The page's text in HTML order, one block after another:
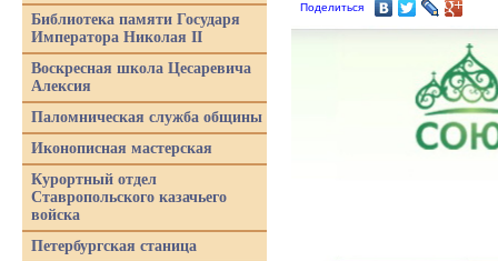
Поделиться
Библиотека памяти Государя
Императора Николая II
Воскресная школа Цесаревича
Алексия
Паломническая служба общины
Иконописная мастерская
Курортный отдел
Ставропольского казачьего
войска
Петербургская станица